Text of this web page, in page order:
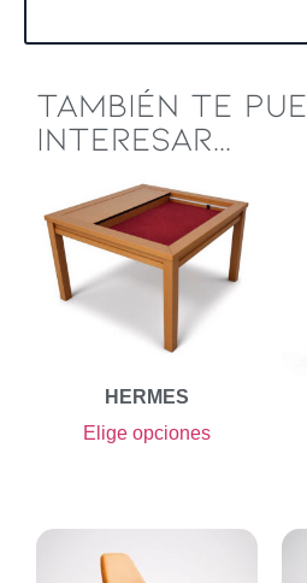
TAMBIÉN TE
INTERESAR...
HERMES
Elige opciones